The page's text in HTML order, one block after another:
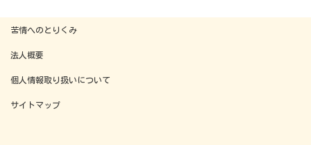
の
ペ
ー
ジ
苦情へのとりくみ
法人概要
個人情報取り扱いについて
サイトマップ